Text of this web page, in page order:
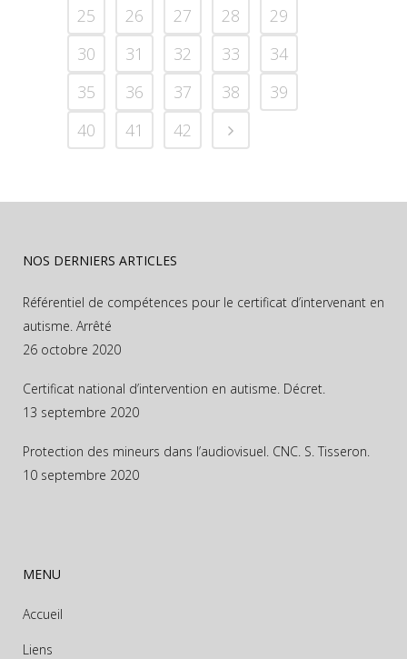
25
26 27 28
29
30
31 32 33
34
35
36 37 38
39
40
41 42
NOS DERNIERS ARTICLES
Référentiel de compétences pour le certificat d’intervenant en
autisme. Arrêté
26 octobre 2020
Certificat national d’intervention en autisme. Décret.
13 septembre 2020
Protection des mineurs dans l’audiovisuel. CNC. S. Tisseron.
10 septembre 2020
MENU
Accueil
Liens